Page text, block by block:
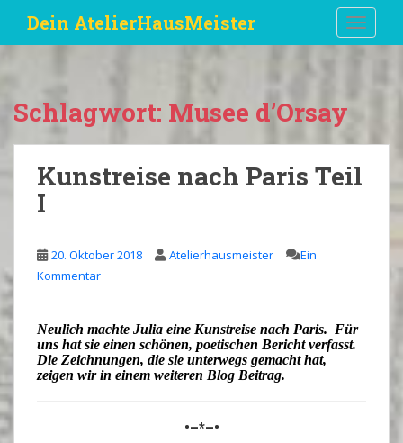
i
n
t
Dein AtelierHausMeister
Schlagwort: Musee d’Orsay
Kunstreise nach Paris Teil
I
20. Oktober 2018 Atelierhausmeister
Ein
Kommentar
Neulich machte Julia eine Kunstreise nach Paris. Für
uns hat sie einen schönen, poetischen Berichtverfasst.
Die Zeichnungen, die sie unterwegs gemacht hat,
zeigen wir in einem weiteren Blog Beitrag.
•–*–•